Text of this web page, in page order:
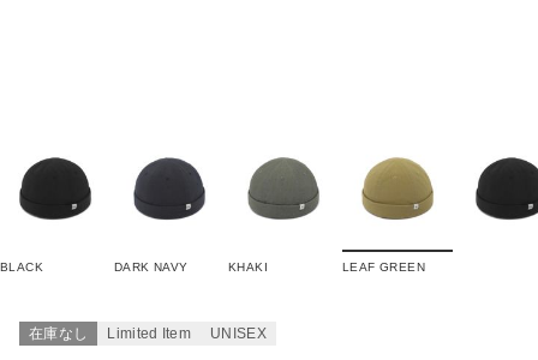
BLACK DARK NAVY KHAKI LEAF GREEN
在庫なし Limited Item UNISEX